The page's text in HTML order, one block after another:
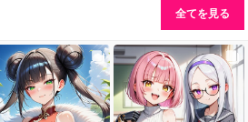
全てを見る